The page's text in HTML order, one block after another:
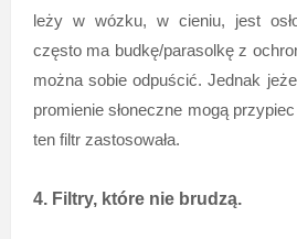
leży w wózku, w cieniu, jest
często ma budkę/parasolkę z
można sobie odpuścić. Jednak
promienie słoneczne mogą
ten filtr zastosowała.
4. Filtry, które nie brudzą.